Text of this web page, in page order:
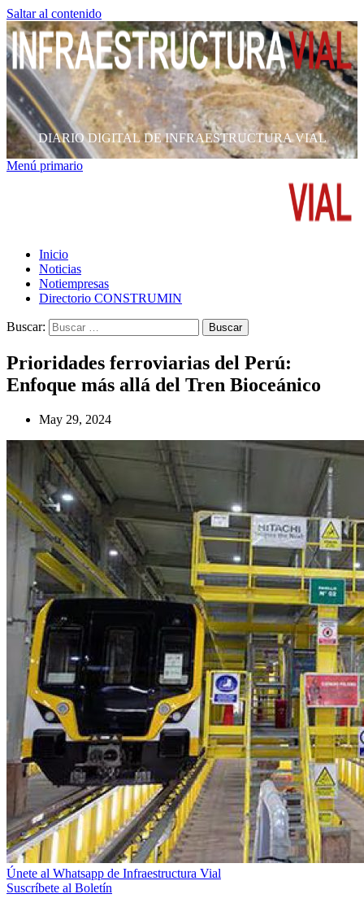
Saltar al contenido
DIARIO DIGITAL DE INFRAESTRUCTURA VIAL
Menú primario
Inicio
Noticias
Notiempresas
Directorio CONSTRUMIN
Buscar:
Prioridades ferroviarias del Perú:
Enfoque más allá del Tren Bioceánico
May 29, 2024
Únete al Whatsapp de Infraestructura Vial
Suscríbete al Boletín